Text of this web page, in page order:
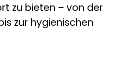
zu bieten – von der
zur hygienischen